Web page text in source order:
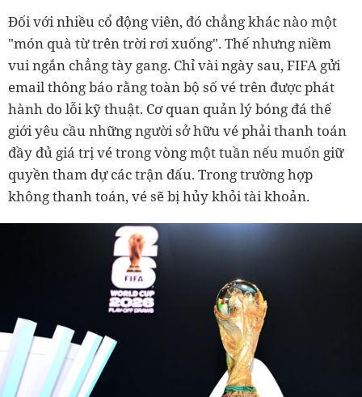
Đối với nhiều cổ động viên, đó chẳng khác nào một
"món quà từ trên trời rơi xuống". Thế nhưng niềm
vui ngắn chẳng tày gang. Chỉ vài ngày sau, FIFA gửi
email thông báo rằng toàn bộ số vé trên được phát
hành do lỗi kỹ thuật. Cơ quan quản lý bóng đá thế
giới yêu cầu những người sở hữu vé phải thanh toán
đầy đủ giá trị vé trong vòng một tuần nếu muốn giữ
quyền tham dự các trận đấu. Trong trường hợp
không thanh toán, vé sẽ bị hủy khỏi tài khoản.